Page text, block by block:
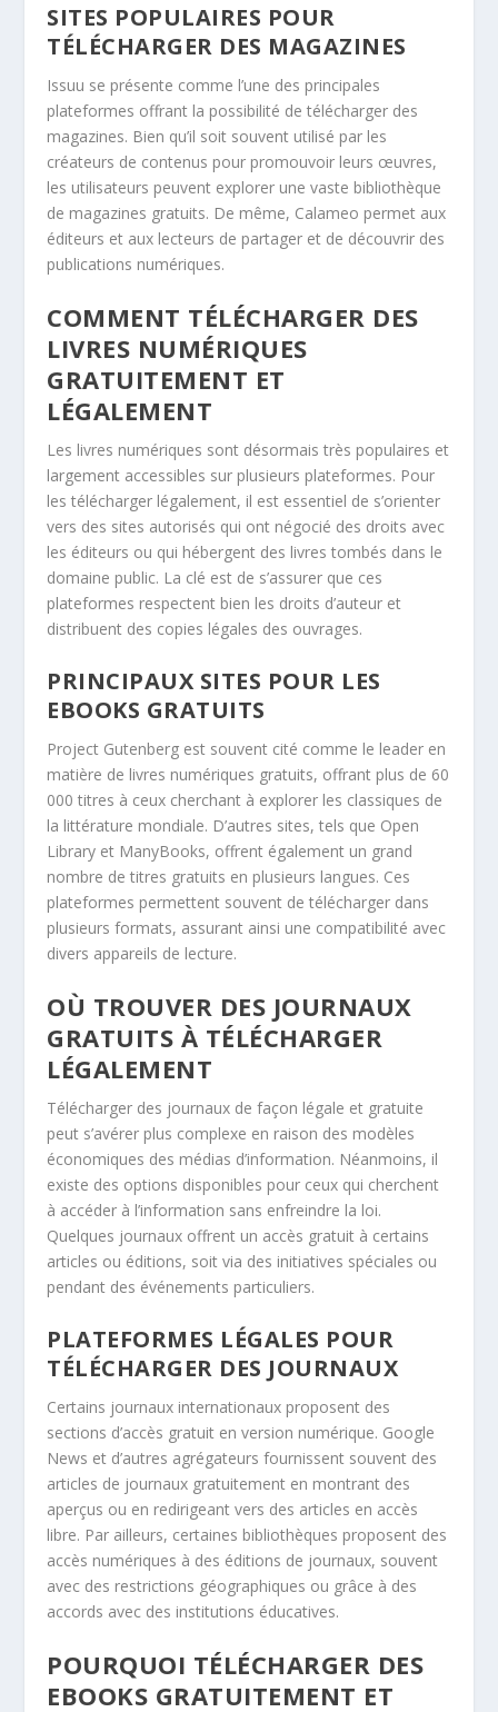
SITES POPULAIRES POUR
TÉLÉCHARGER DES MAGAZINES
Issuu se présente comme l’une des principales
plateformes offrant la possibilité de télécharger des
magazines. Bien qu’il soit souvent utilisé par les
créateurs de contenus pour promouvoir leurs œuvres,
les utilisateurs peuvent explorer une vaste bibliothèque
de magazines gratuits. De même, Calameo permet aux
éditeurs et aux lecteurs de partager et de découvrir des
publications numériques.
COMMENT TÉLÉCHARGER DES
LIVRES NUMÉRIQUES
GRATUITEMENT ET
LÉGALEMENT
Les livres numériques sont désormais très populaires et
largement accessibles sur plusieurs plateformes. Pour
les télécharger légalement, il est essentiel de s’orienter
vers des sites autorisés qui ont négocié des droits avec
les éditeurs ou qui hébergent des livres tombés dans le
domaine public. La clé est de s’assurer que ces
plateformes respectent bien les droits d’auteur et
distribuent des copies légales des ouvrages.
PRINCIPAUX SITES POUR LES
EBOOKS GRATUITS
Project Gutenberg est souvent cité comme le leader en
matière de livres numériques gratuits, offrant plus de 60
000 titres à ceux cherchant à explorer les classiques de
la littérature mondiale. D’autres sites, tels que Open
Library et ManyBooks, offrent également un grand
nombre de titres gratuits en plusieurs langues. Ces
plateformes permettent souvent de télécharger dans
plusieurs formats, assurant ainsi une compatibilité avec
divers appareils de lecture.
OÙ TROUVER DES JOURNAUX
GRATUITS À TÉLÉCHARGER
LÉGALEMENT
Télécharger des journaux de façon légale et gratuite
peut s’avérer plus complexe en raison des modèles
économiques des médias d’information. Néanmoins, il
existe des options disponibles pour ceux qui cherchent
à accéder à l’information sans enfreindre la loi.
Quelques journaux offrent un accès gratuit à certains
articles ou éditions, soit via des initiatives spéciales ou
pendant des événements particuliers.
PLATEFORMES LÉGALES POUR
TÉLÉCHARGER DES JOURNAUX
Certains journaux internationaux proposent des
sections d’accès gratuit en version numérique. Google
News et d’autres agrégateurs fournissent souvent des
articles de journaux gratuitement en montrant des
aperçus ou en redirigeant vers des articles en accès
libre. Par ailleurs, certaines bibliothèques proposent des
accès numériques à des éditions de journaux, souvent
avec des restrictions géographiques ou grâce à des
accords avec des institutions éducatives.
POURQUOI TÉLÉCHARGER DES
EBOOKS GRATUITEMENT ET